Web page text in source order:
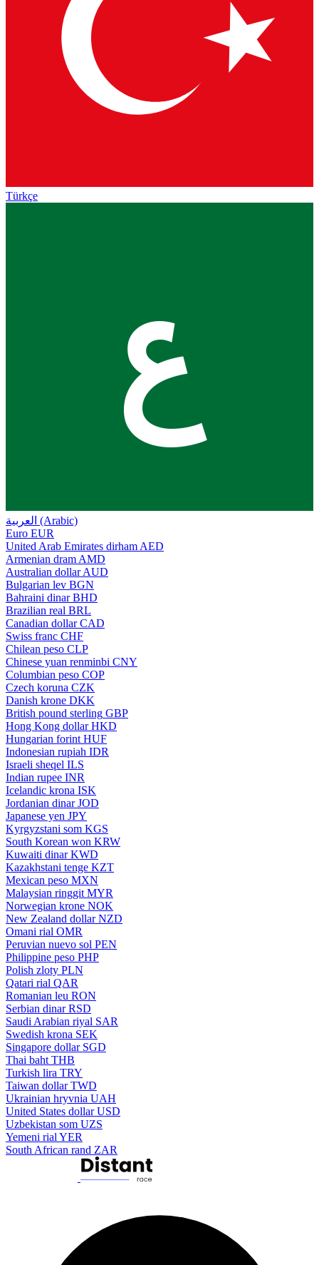
Türkçe
ع
العربية (Arabic)
Euro EUR
United Arab Emirates dirham AED
Armenian dram AMD
Australian dollar AUD
Bulgarian lev BGN
Bahraini dinar BHD
Brazilian real BRL
Canadian dollar CAD
Swiss franc CHF
Chilean peso CLP
Chinese yuan renminbi CNY
Columbian peso COP
Czech koruna CZK
Danish krone DKK
British pound sterling GBP
Hong Kong dollar HKD
Hungarian forint HUF
Indonesian rupiah IDR
Israeli sheqel ILS
Indian rupee INR
Icelandic krona ISK
Jordanian dinar JOD
Japanese yen JPY
Kyrgyzstani som KGS
South Korean won KRW
Kuwaiti dinar KWD
Kazakhstani tenge KZT
Mexican peso MXN
Malaysian ringgit MYR
Norwegian krone NOK
New Zealand dollar NZD
Omani rial OMR
Peruvian nuevo sol PEN
Philippine peso PHP
Polish zloty PLN
Qatari rial QAR
Romanian leu RON
Serbian dinar RSD
Saudi Arabian riyal SAR
Swedish krona SEK
Singapore dollar SGD
Thai baht THB
Turkish lira TRY
Taiwan dollar TWD
Ukrainian hryvnia UAH
United States dollar USD
Uzbekistan som UZS
Yemeni rial YER
South African rand ZAR